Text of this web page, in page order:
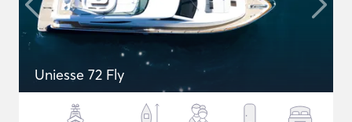
Uniesse 72 Fly